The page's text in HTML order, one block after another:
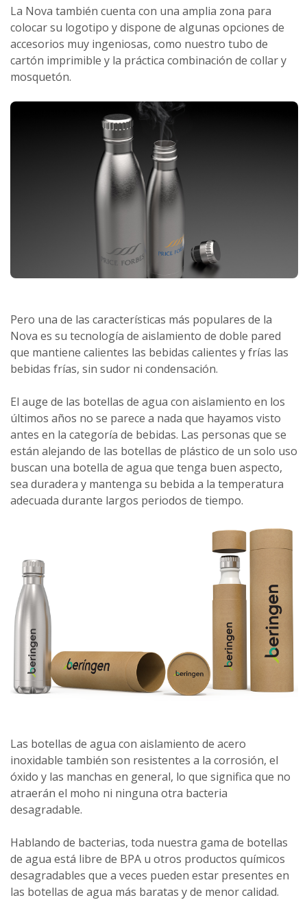
La Nova también cuenta con una amplia zona para
colocar su logotipo y dispone de algunas opciones de
accesorios muy ingeniosas, como nuestro tubo de
cartón imprimible y la práctica combinación de collar y
mosquetón.
Pero una de las características más populares de la
Nova es su tecnología de aislamiento de doble pared
que mantiene calientes las bebidas calientes y frías las
bebidas frías, sin sudor ni condensación.
El auge de las botellas de agua con aislamiento en los
últimos años no se parece a nada que hayamos visto
antes en la categoría de bebidas. Las personas que se
están alejando de las botellas de plástico de un solo uso
buscan una botella de agua que tenga buen aspecto,
sea duradera y mantenga su bebida a la temperatura
adecuada durante largos periodos de tiempo.
Las botellas de agua con aislamiento de acero
inoxidable también son resistentes a la corrosión, el
óxido y las manchas en general, lo que significa que no
atraerán el moho ni ninguna otra bacteria
desagradable.
Hablando de bacterias, toda nuestra gama de botellas
de agua está libre de BPA u otros productos químicos
desagradables que a veces pueden estar presentes en
las botellas de agua más baratas y de menor calidad.